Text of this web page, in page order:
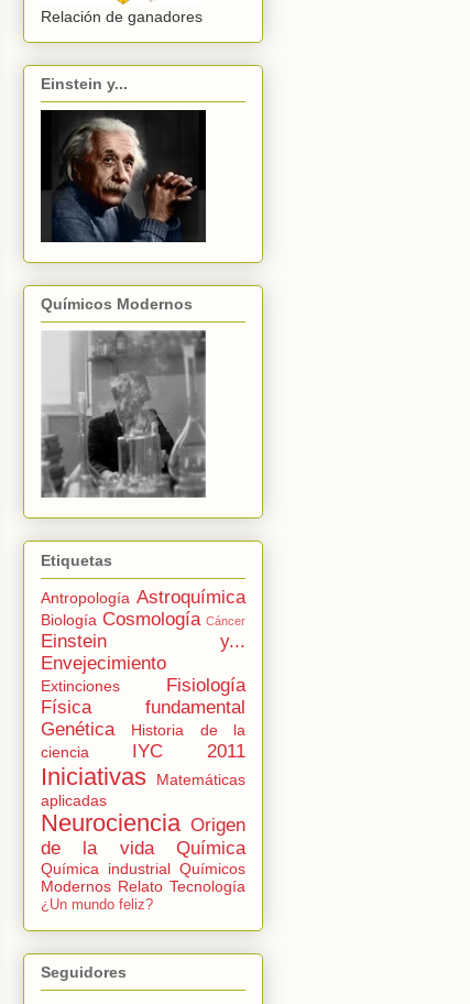
Relación de ganadores
Einstein y...
Químicos Modernos
Etiquetas
Antropología Astroquímica
Biología Cosmología Cáncer
Einstein y...
Envejecimiento
Extinciones
Fisiología
Física fundamental
Genética
Historia de la
ciencia
IYC 2011
Iniciativas
Matemáticas
aplicadas
Neurociencia Origen
de la vida
Química
Química industrial Químicos
Modernos Relato Tecnología
¿Un mundo feliz?
Seguidores